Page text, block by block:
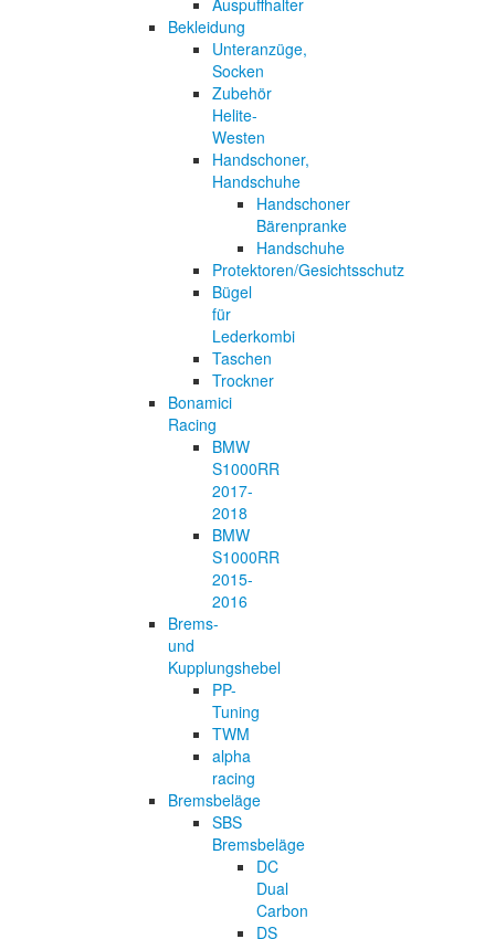
Bekleidung
Unteranzüge,
Socken
Zubehör
Helite-
Westen
Handschoner,
Handschuhe
Handschoner
Bärenpranke
Handschuhe
Protektoren/Gesichtsschutz
Bügel
für
Lederkombi
Taschen
Trockner
Bonamici
Racing
BMW
S1000RR
2017-
2018
BMW
S1000RR
2015-
2016
Brems-
und
Kupplungshebel
PP-
Tuning
TWM
alpha
racing
Bremsbeläge
SBS
Bremsbeläge
DC
Dual
Carbon
DS